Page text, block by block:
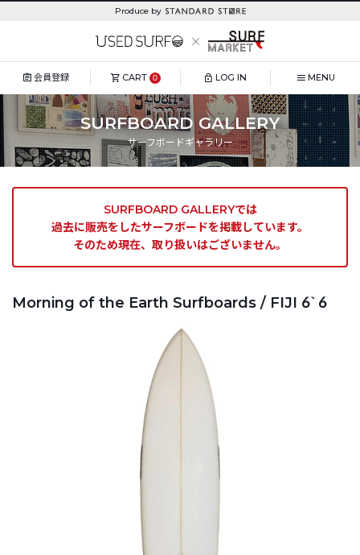
Produce by
会員登録 CART 0 LOG IN MENU
SURFBOARD GALLERY
サーフボードギャラリー
SURFBOARD GALLERYでは
過去に販売をしたサーフボードを掲載しています。
そのため現在、取り扱いはございません。
Morning of the Earth Surfboards / FIJI 6`6